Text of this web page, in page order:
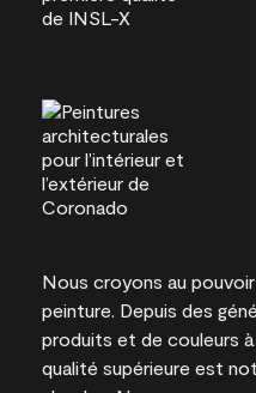
Nous croyons au
peinture. Depuis des
produits et de couleurs à
qualité supérieure est